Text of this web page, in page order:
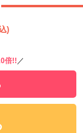
)
倍!! ／